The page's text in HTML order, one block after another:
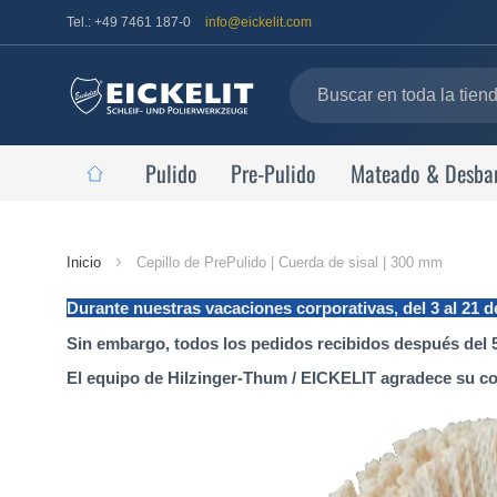
Tel.: +49 7461 187-0 info@eickelit.com
inicio
Pulido Pre-Pulido Mateado &
Inicio Cepillo de PrePulido | Cuerda de sisal | 300 mm
Durante nuestras vacaciones corporativas, del 3 al 21
Sin embargo, todos los pedidos recibidos después del
El equipo de Hilzinger-Thum / EICKELIT agradece su